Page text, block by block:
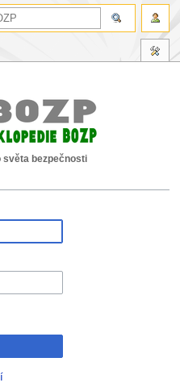
světa bezpečnosti